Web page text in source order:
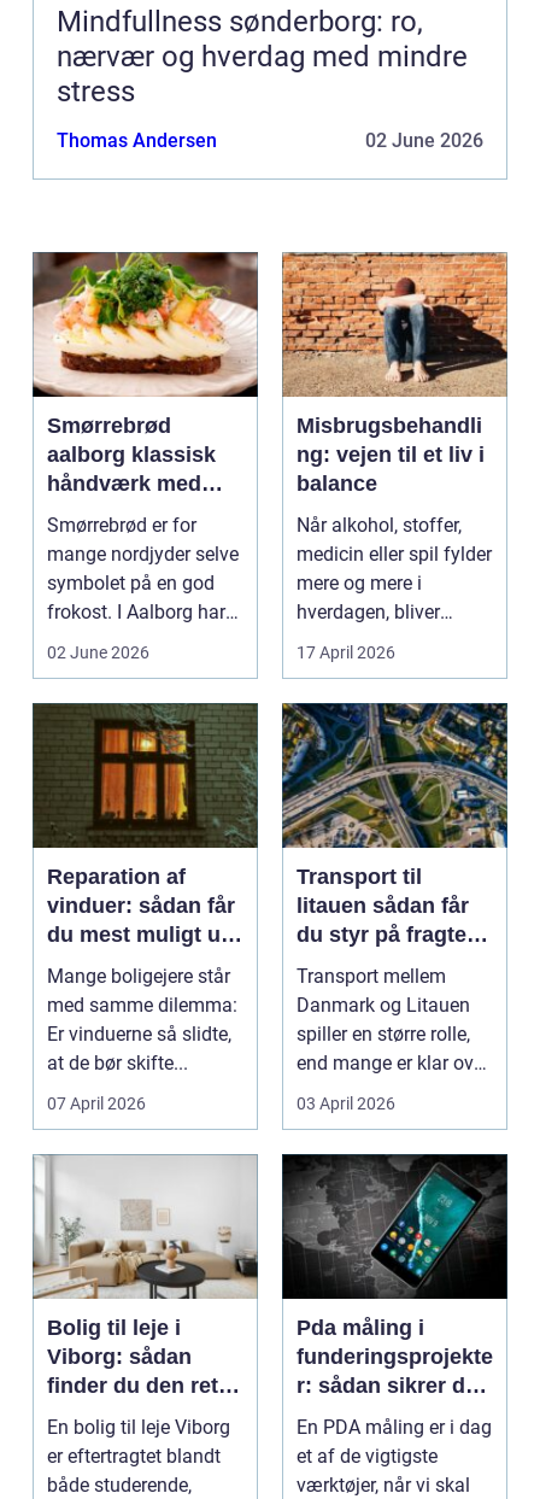
Mindfullness sønderborg: ro,
nærvær og hverdag med mindre
stress
Thomas Andersen 02 June 2026
Smørrebrød
aalborg klassisk
håndværk med
moderne twist
Smørrebrød er for
mange nordjyder selve
symbolet på en god
frokost. I Aalborg har
den klassiske spis...
02 June 2026
Misbrugsbehandli
ng: vejen til et liv i
balance
Når alkohol, stoffer,
medicin eller spil fylder
mere og mere i
hverdagen, bliver
grænsen...
17 April 2026
Reparation af
vinduer: sådan får
du mest muligt ud
af dine gamle
vinduer
Mange boligejere står
med samme dilemma:
Er vinduerne så slidte,
at de bør skifte...
07 April 2026
Transport til
litauen sådan får
du styr på fragten
til baltikum
Transport mellem
Danmark og Litauen
spiller en større rolle,
end mange er klar over.
Litauen er et n...
03 April 2026
Bolig til leje i
Viborg: sådan
finder du den rette
lejlighed
En bolig til leje Viborg
er eftertragtet blandt
både studerende,
Pda måling i
funderingsprojekte
r: sådan sikrer du
dokumenteret
bæreevne
En PDA måling er i dag
et af de vigtigste
værktøjer, når vi skal